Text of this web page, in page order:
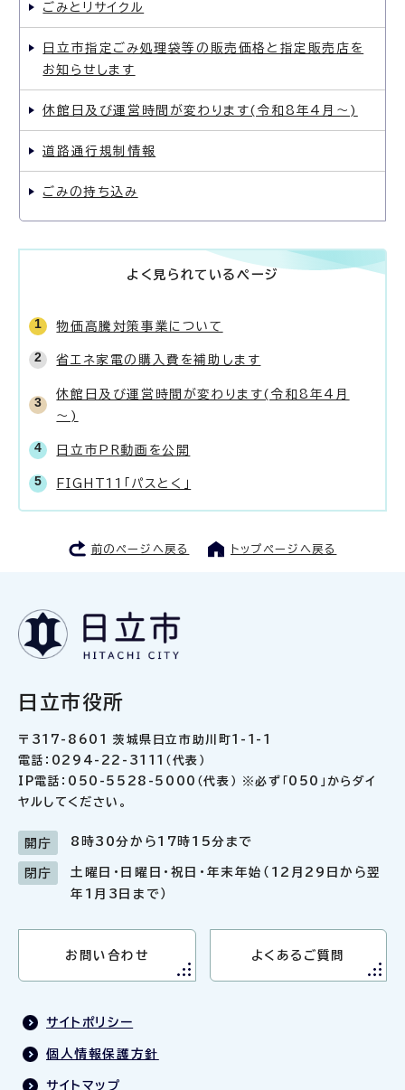
ごみとリサイクル
日立市指定ごみ処理袋等の販売価格と指定販売店を
お知らせします
休館日及び運営時間が変わります(令和8年4月〜)
道路通行規制情報
ごみの持ち込み
よく見られているページ
物価高騰対策事業について
省エネ家電の購入費を補助します
休館日及び運営時間が変わります(令和8年4月
～)
日立市PR動画を公開
FIGHT11「パスとく」
前のページへ戻る トップページへ戻る
日立市役所
〒317-8601 茨城県日立市助川町1-1-1
電話：0294-22-3111（代表）
IP電話：050-5528-5000（代表） ※必ず「050」からダイ
ヤルしてください。
開庁 8時30分から17時15分まで
閉庁
土曜日・日曜日・祝日・年末年始（12月29日から翌
年1月3日まで）
お問い合わせ よくあるご質問
サイトポリシー
個人情報保護方針
サイトマップ